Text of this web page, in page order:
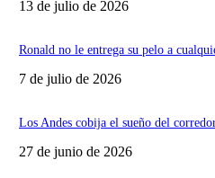
13 de julio de 2026
Ronald no le entrega su pelo a
7 de julio de 2026
Los Andes cobija el sueño del
27 de junio de 2026